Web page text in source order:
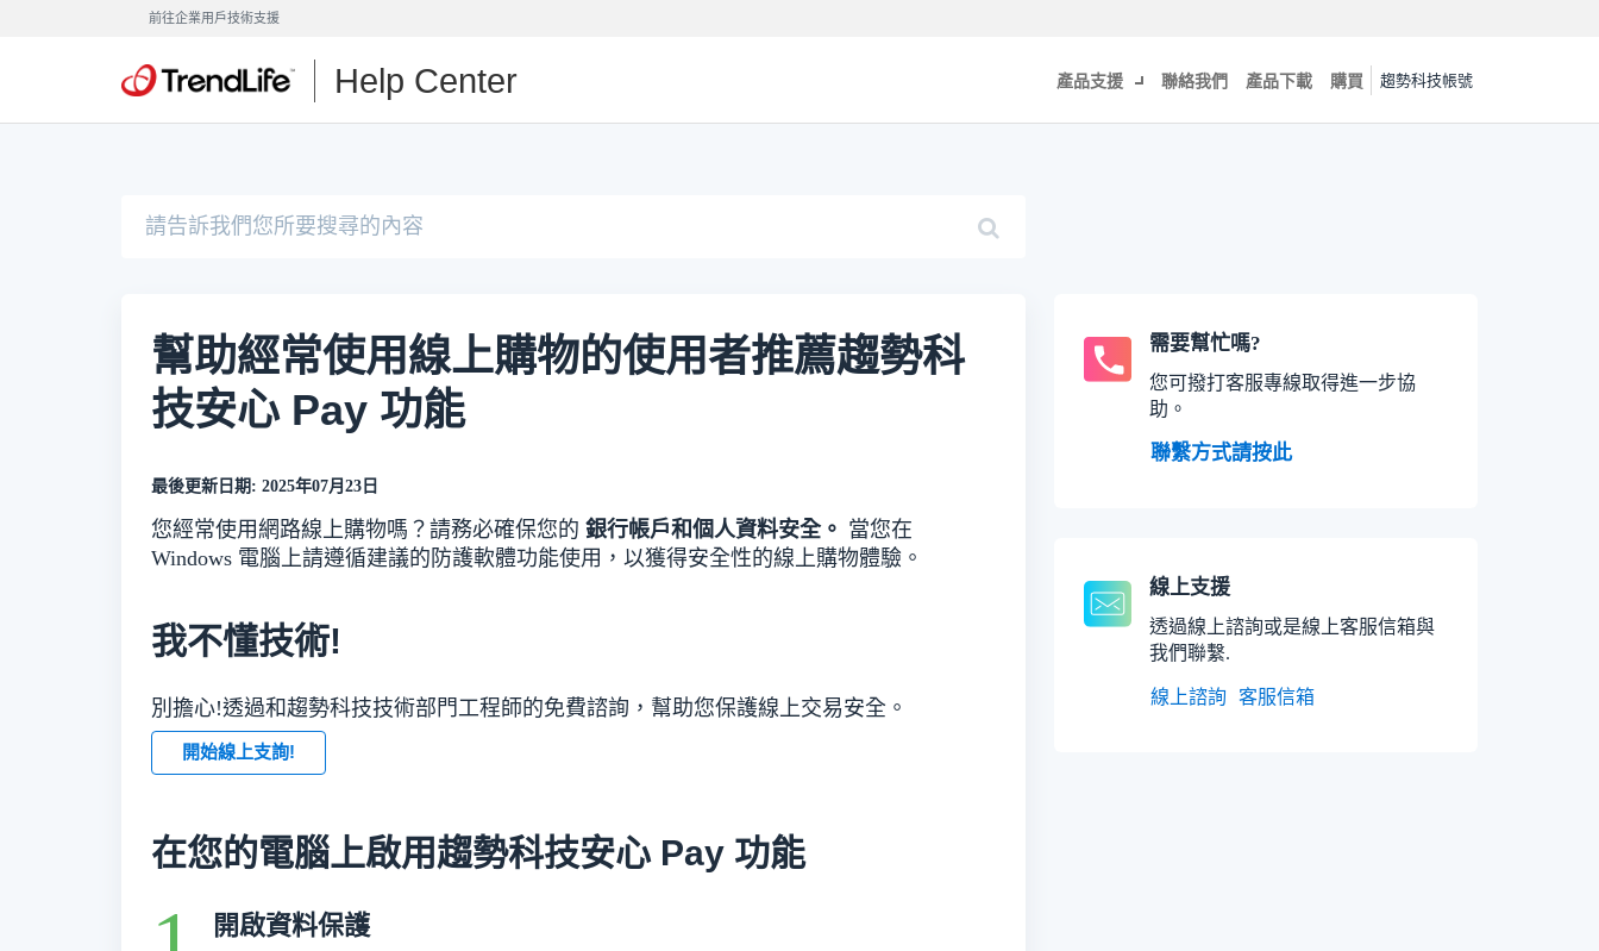
前往企業用戶技術支援
Help Center 產品支援 聯絡我們 產品下載 購買 趨勢科技帳號
幫助經常使用線上購物的使用者推薦趨勢科
技安心 Pay 功能
最後更新日期: 2025年07月23日
您經常使用網路線上購物嗎？請務必確保您的 銀行帳戶和個人資料安全。 當您在
Windows 電腦上請遵循建議的防護軟體功能使用，以獲得安全性的線上購物體驗。
我不懂技術!
別擔心!透過和趨勢科技技術部門工程師的免費諮詢，幫助您保護線上交易安全。
開始線上支詢!
在您的電腦上啟用趨勢科技安心 Pay 功能
開啟資料保護
需要幫忙嗎?
您可撥打客服專線取得進一步協
助。
聯繫方式請按此
線上支援
透過線上諮詢或是線上客服信箱與
我們聯繫.
線上諮詢 客服信箱